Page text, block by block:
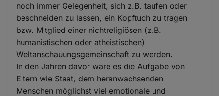
noch immer Gelegenheit, sich z.B. taufen oder
beschneiden zu lassen, ein Kopftuch zu tragen
bzw. Mitglied einer nichtreligiösen (z.B.
humanistischen oder atheistischen)
Weltanschauungsgemeinschaft zu werden.
In den Jahren davor wäre es die Aufgabe von
Eltern wie Staat, dem heranwachsenden
Menschen möglichst viel emotionale und